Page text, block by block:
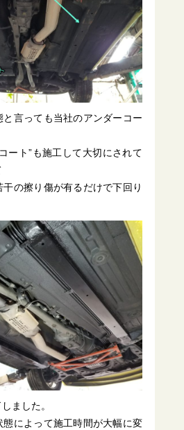
と言っても当社のアンダーコー
ート”も施工して大切にされて
の擦り傷が有るだけで下回り
ました。
によって施工時間が大幅に変